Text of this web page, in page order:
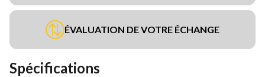
ÉVALUATION DE VOTRE ÉCHANGE
Spécifications